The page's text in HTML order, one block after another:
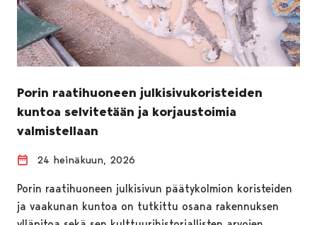
Porin raatihuoneen julkisivukoristeiden
kuntoa selvitetään ja korjaustoimia
valmistellaan
24 heinäkuun, 2026
Porin raatihuoneen julkisivun päätykolmion koristeiden
ja vaakunan kuntoa on tutkittu osana rakennuksen